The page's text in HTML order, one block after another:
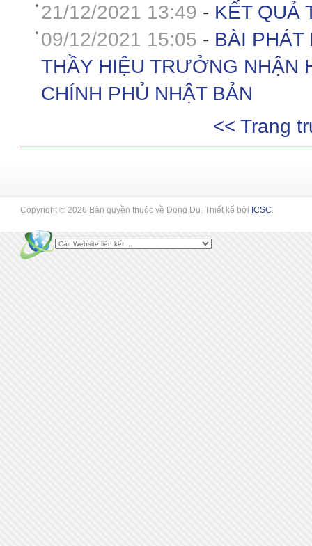
21/12/2021 13:49 - KẾT QUẢ
09/12/2021 15:05 - BÀI PHÁT
THẦY HIỆU TRƯỞNG NHẬN
CHÍNH PHỦ NHẬT BẢN
<< Trang
Copyright © 2026 Bản quyền thuộc về Dong Du. Thiết kế bởi ICSC.